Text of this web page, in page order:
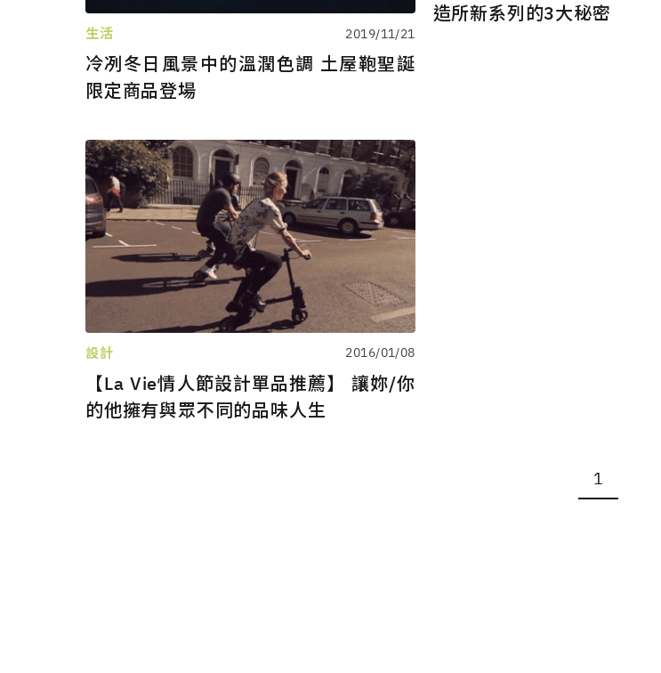
生活 2019/11/21
冷冽冬日風景中的溫潤色調 土屋鞄聖誕
限定商品登場
造所新系列的3大秘密
設計 2016/01/08
【La Vie情人節設計單品推薦】 讓妳/你
的他擁有與眾不同的品味人生
1